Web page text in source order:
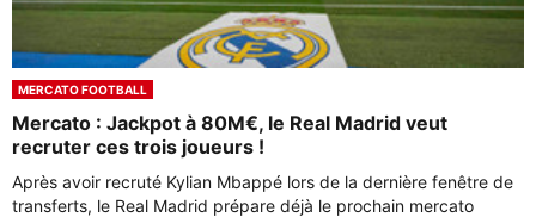
MERCATO FOOTBALL
Mercato : Jackpot à 80M€, le Real Madrid veut
recruter ces trois joueurs !
Après avoir recruté Kylian Mbappé lors de la dernière fenêtre de
transferts, le Real Madrid prépare déjà le prochain mercato